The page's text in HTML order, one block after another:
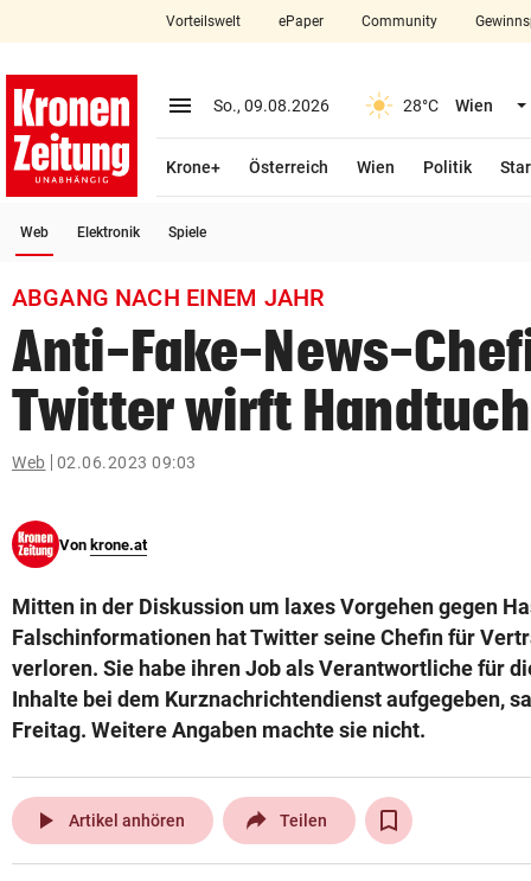
closeSchließen
account_circle Anmelden
arrow_right
pin_drop
bookmark
search
Suchbegriff
eingeben
© Krone Multimedia GmbH & Co KG 2026
Vorteilswelt ePaper Community
menu Menü aufklappen
So., 09.08.2026 28°C Wien
Krone+ Österreich Wien Politik
Web Elektronik Spiele
ABGANG NACH EINEM JAHR
Anti-Fake-News-
Twitter wirft Handtuch
Web 02.06.2023 09:03
Von krone.at
Mitten in der Diskussion um laxes Vorgehen gegen
Falschinformationen hat Twitter seine Chefin für
verloren. Sie habe ihren Job als Verantwortliche für
Inhalte bei dem Kurznachrichtendienst aufgegeben,
Freitag. Weitere Angaben machte sie nicht.
play_arrow Artikel anhören Teilen